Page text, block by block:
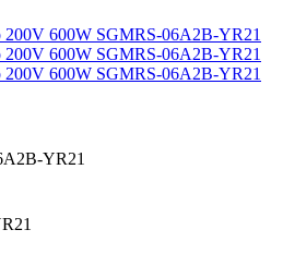
YR21